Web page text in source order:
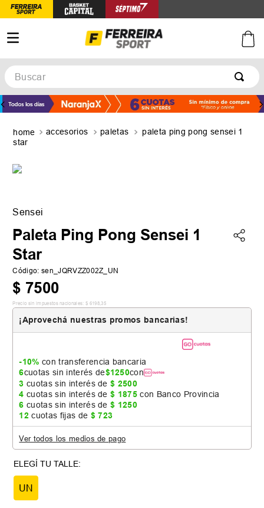
Buscar
TÉRMINOS MÁS BUSCADOS
2.
accesorios paletas
paleta ping pong sensei 1
star
Sensei
Paleta Ping Pong Sensei 1
Star
Código: sen_JQRVZZ002Z_UN
$ 7500
Precio sin impuestos nacionales: $ 6198,35
¡Aprovechá nuestras promos bancarias!
-10% con transferencia bancaria
6cuotas sin interés de$1250con
3 cuotas sin interés de$ 2500
4 cuotas sin interés de$ 1875 con Banco Provincia
6 cuotas sin interés de$ 1250
12 cuotas fijas de $ 723
Ver todos los medios de pago
UN